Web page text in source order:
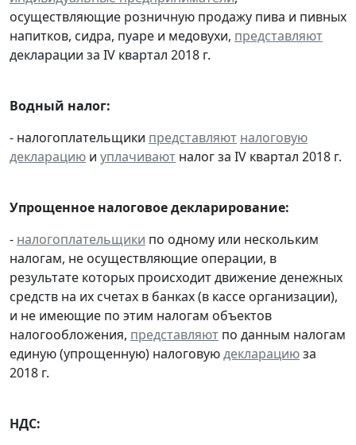
осуществляющие розничную продажу пива и пивных
напитков, сидра, пуаре и медовухи, представляют
декларации за IV квартал 2018 г.
Водный налог:
- налогоплательщики представляют налоговую
декларацию и уплачивают налог за IV квартал 2018 г.
Упрощенное налоговое декларирование:
- налогоплательщики по одному или нескольким
налогам, не осуществляющие операции, в
результате которых происходит движение денежных
средств на их счетах в банках (в кассе организации),
и не имеющие по этим налогам объектов
налогообложения, представляют по данным налогам
единую (упрощенную) налоговуюдекларациюза
2018 г.
НДС: